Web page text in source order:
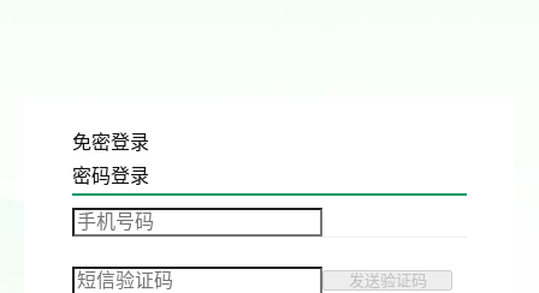
免密登录
密码登录
发送验证码